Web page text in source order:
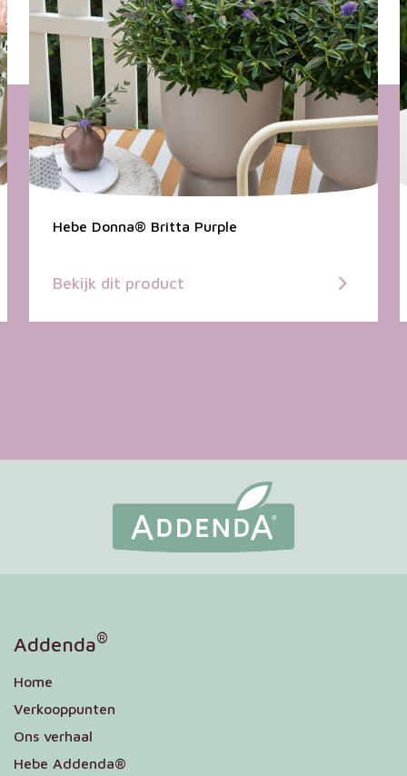
Hebe Donna® Britta Purple
Bekijk dit product
Addenda®
Home
Verkooppunten
Ons verhaal
Hebe Addenda®